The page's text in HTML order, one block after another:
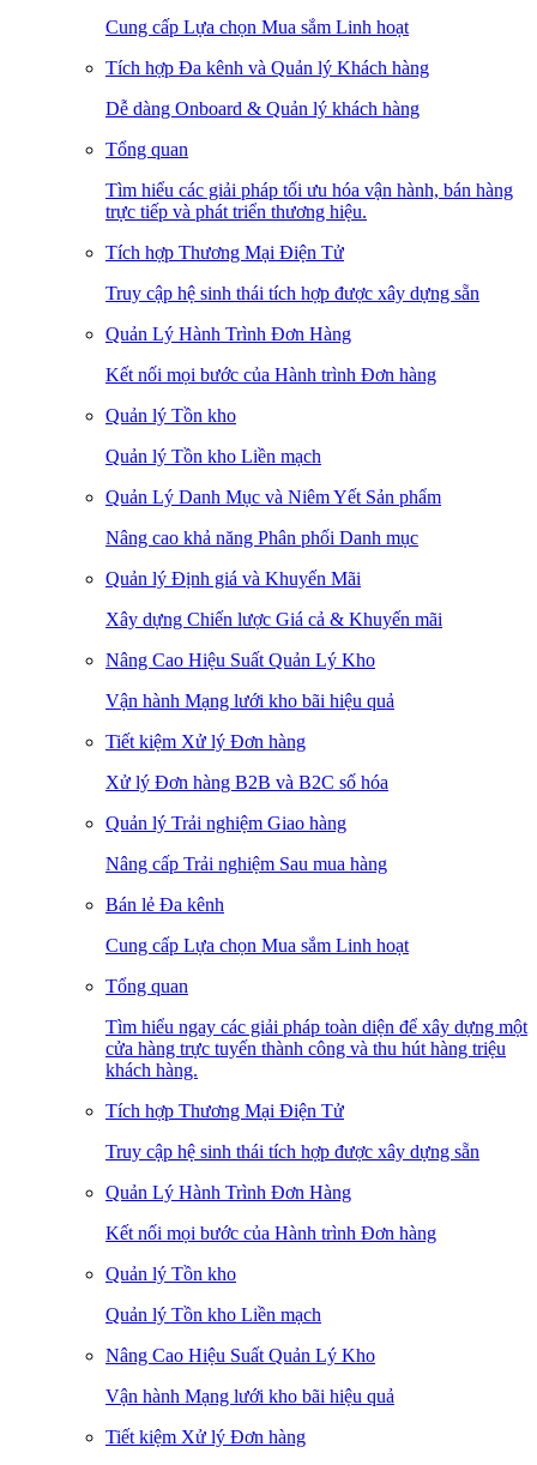
Cung cấp Lựa chọn Mua sắm Linh hoạt
Tích hợp Đa kênh và Quản lý Khách hàng
Dễ dàng Onboard & Quản lý khách hàng
Tổng quan
Tìm hiểu các giải pháp tối ưu hóa vận hành, bán hàng
trực tiếp và phát triển thương hiệu.
Tích hợp Thương Mại Điện Tử
Truy cập hệ sinh thái tích hợp được xây dựng sẵn
Quản Lý Hành Trình Đơn Hàng
Kết nối mọi bước của Hành trình Đơn hàng
Quản lý Tồn kho
Quản lý Tồn kho Liền mạch
Quản Lý Danh Mục và Niêm Yết Sản phẩm
Nâng cao khả năng Phân phối Danh mục
Quản lý Định giá và Khuyến Mãi
Xây dựng Chiến lược Giá cả & Khuyến mãi
Nâng Cao Hiệu Suất Quản Lý Kho
Vận hành Mạng lưới kho bãi hiệu quả
Tiết kiệm Xử lý Đơn hàng
Xử lý Đơn hàng B2B và B2C số hóa
Quản lý Trải nghiệm Giao hàng
Nâng cấp Trải nghiệm Sau mua hàng
Bán lẻ Đa kênh
Cung cấp Lựa chọn Mua sắm Linh hoạt
Tổng quan
Tìm hiểu ngay các giải pháp toàn diện để xây dựng một
cửa hàng trực tuyến thành công và thu hút hàng triệu
khách hàng.
Tích hợp Thương Mại Điện Tử
Truy cập hệ sinh thái tích hợp được xây dựng sẵn
Quản Lý Hành Trình Đơn Hàng
Kết nối mọi bước của Hành trình Đơn hàng
Quản lý Tồn kho
Quản lý Tồn kho Liền mạch
Nâng Cao Hiệu Suất Quản Lý Kho
Vận hành Mạng lưới kho bãi hiệu quả
Tiết kiệm Xử lý Đơn hàng